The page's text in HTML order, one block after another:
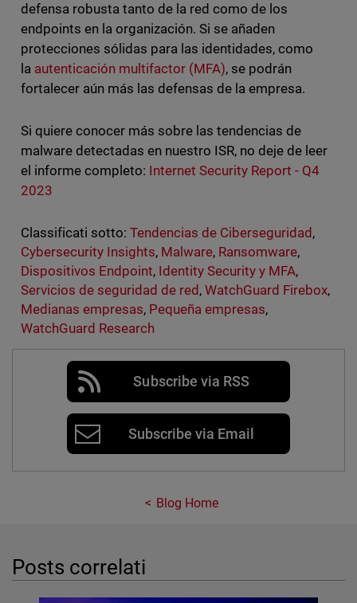
defensa robusta tanto de la red como de los
endpoints en la organización. Si se añaden
protecciones sólidas para las identidades, como
la autenticación multifactor (MFA), se podrán
fortalecer aún más las defensas de la empresa.
Si quiere conocer más sobre las tendencias de
malware detectadas en nuestro ISR, no deje de leer
el informe completo: Internet Security Report - Q4
2023
Classificati sotto: Tendencias de Ciberseguridad ,
Cybersecurity Insights, Malware, Ransomware,
Dispositivos Endpoint, Identity Security y MFA,
Servicios de seguridad de red ,WatchGuard Firebox,
Medianas empresas, Pequeña empresas,
WatchGuard Research
Subscribe via RSS
Subscribe via Email
Blog Home
Posts correlati